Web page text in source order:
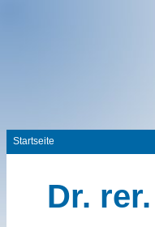
Startseite
Dr.